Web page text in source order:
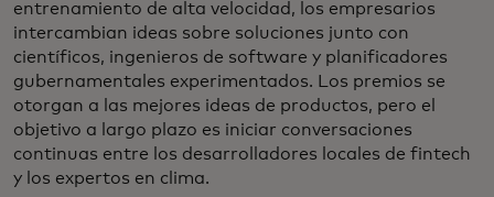
entrenamiento de alta velocidad, los empresarios
intercambian ideas sobre soluciones junto con
científicos, ingenieros de software y planificadores
gubernamentales experimentados. Los premios se
otorgan a las mejores ideas de productos, pero el
objetivo a largo plazo es iniciar conversaciones
continuas entre los desarrolladores locales de fintech
y los expertos en clima.